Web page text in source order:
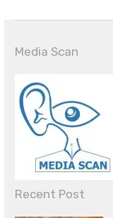
Media Scan
Recent Post